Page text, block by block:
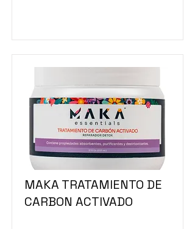
MAKA TRATAMIENTO DE
CARBON ACTIVADO